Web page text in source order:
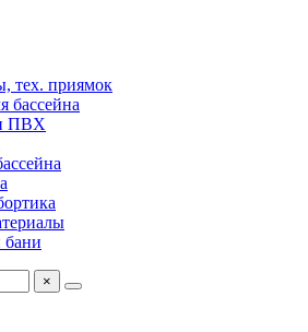
тех. приямок
бассейна
ПВХ
×